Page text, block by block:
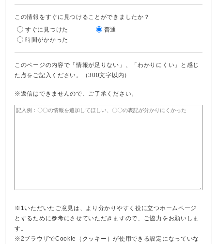
この情報をすぐに見つけることができましたか？
すぐに見つけた
普通
時間がかかった
このページの内容で「情報が足りない」、「わかりにくい」と感じ
た点をご記入ください。（300文字以内）
※返信はできませんので、ご了承ください。
※1いただいたご意見は、より分かりやすく役に立つホームページ
とするために参考にさせていただきますので、ご協力をお願いしま
す。
※2ブラウザでCookie（クッキー）が使用できる設定になっていな